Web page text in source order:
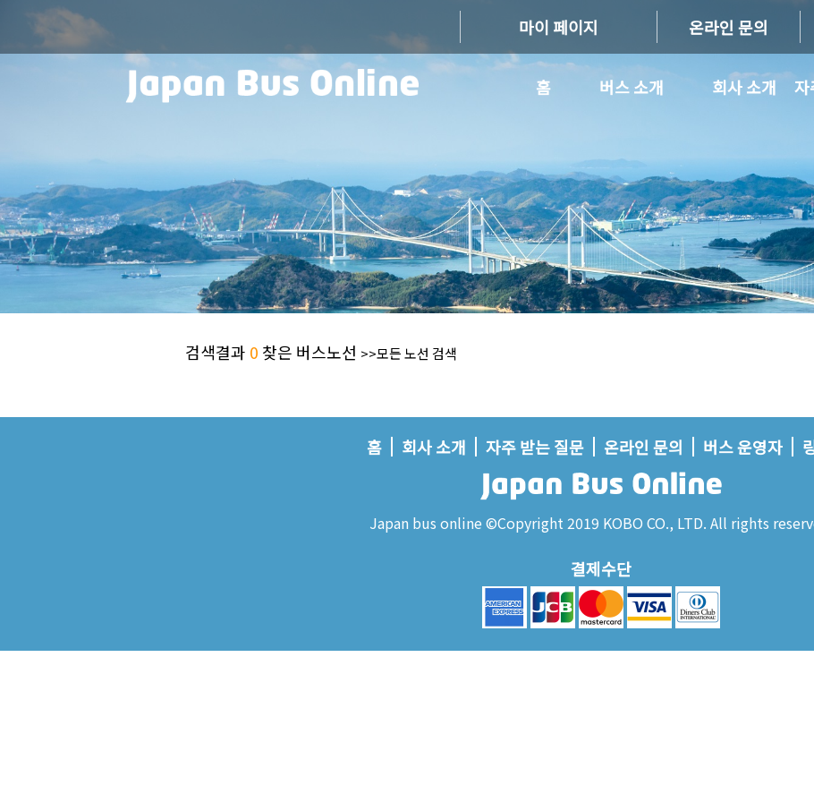
마이 페이지 온라인 문의
홈 버스 소개 회사 소개 자
검색결과 0 찾은 버스노선 >>모든 노선 검색
홈 회사 소개 자주 받는 질문 온라인 문의 버스 운영자
Japan bus online ©Copyright 2019 KOBO CO., LTD. All rights
결제수단